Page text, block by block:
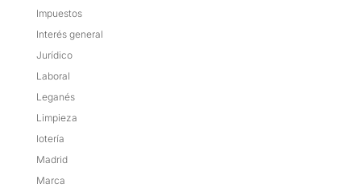
Impuestos
Interés general
Jurídico
Laboral
Leganés
Limpieza
lotería
Madrid
Marca